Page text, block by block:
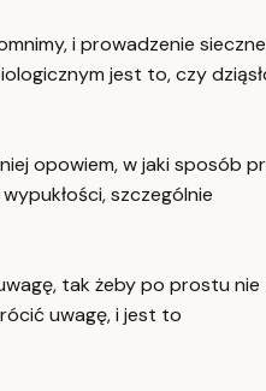
i prowadzenie
jest to, czy
opowiem, w jaki sposób
szczególnie
tak żeby po prostu
uwagę, i jest to